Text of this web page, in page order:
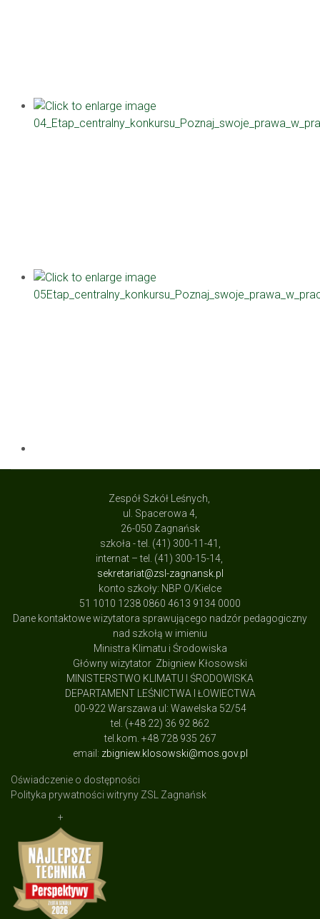
Zespół Szkół Leśnych,
ul. Spacerowa 4,
26-050 Zagnańsk
szkoła - tel. (41) 300-11-41,
internat – tel. (41) 300-15-14,
sekretariat@zsl-zagnansk.pl
konto szkoły: NBP O/Kielce
51 1010 1238 0860 4613 9134 0000
Dane kontaktowe wizytatora sprawującego nadzór pedagogiczny
nad szkołą w imieniu
Ministra Klimatu i Środowiska
Główny wizytator Zbigniew Kłosowski
MINISTERSTWO KLIMATU I ŚRODOWISKA
DEPARTAMENT LEŚNICTWA I ŁOWIECTWA
00-922 Warszawa ul: Wawelska 52/54
tel. (+48 22) 36 92 862
tel.kom. +48 728 935 267
email: zbigniew.klosowski@mos.gov.pl
Oświadczenie o dostępności
Polityka prywatności witryny ZSL Zagnańsk
+